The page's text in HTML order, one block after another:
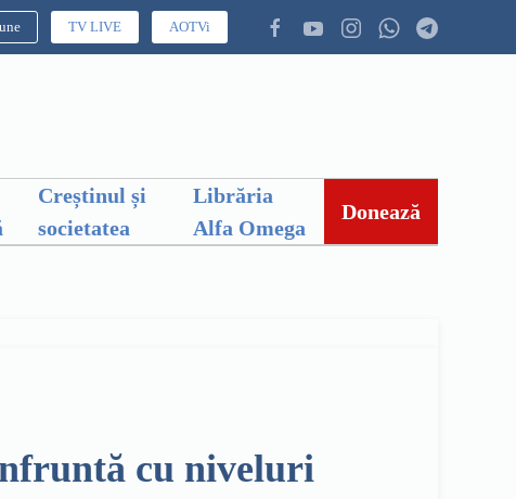
TV LIVE AOTVi
Creștinul și
societatea
Librăria
Alfa Omega
Donează
cu niveluri